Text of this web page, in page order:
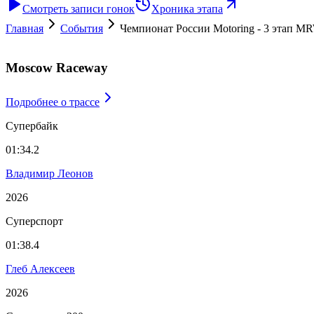
Смотреть записи гонок
Хроника этапа
Главная
События Чемпионат России Motoring - 3 этап
Moscow Raceway
Подробнее о трассе
Супербайк
01:34.2
Владимир Леонов
2026
Суперспорт
01:38.4
Глеб Алексеев
2026